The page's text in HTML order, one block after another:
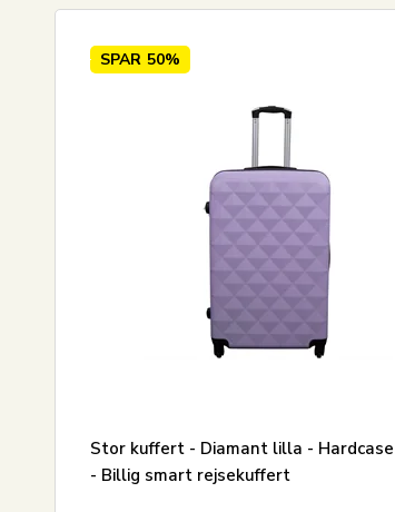
Nyeste
SPAR 50%
Stor kuffert - Diamant lilla -
- Billig smart rejsekuffert